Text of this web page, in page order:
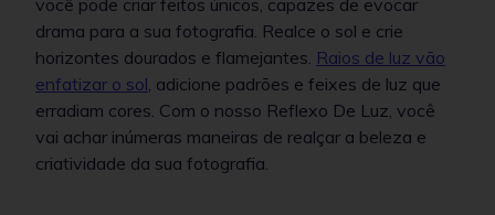
drama para a sua fotografia. Realce o sol e crie
horizontes dourados e flamejantes. Raios de luz vão
enfatizar o sol , adicione padrões e feixes de luz que
erradiam cores. Com o nosso Reflexo De Luz, você
vai achar inúmeras maneiras de realçar a beleza e
criatividade da sua fotografia.